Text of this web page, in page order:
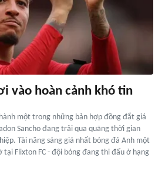
vào hoàn cảnh khó tin
một trong những bản hợp đồng đắt giá
Sancho đang trải qua quãng thời gian
Tài năng sáng giá nhất bóng đá Anh một
Flixton FC - đội bóng đang thi đấu ở hạng